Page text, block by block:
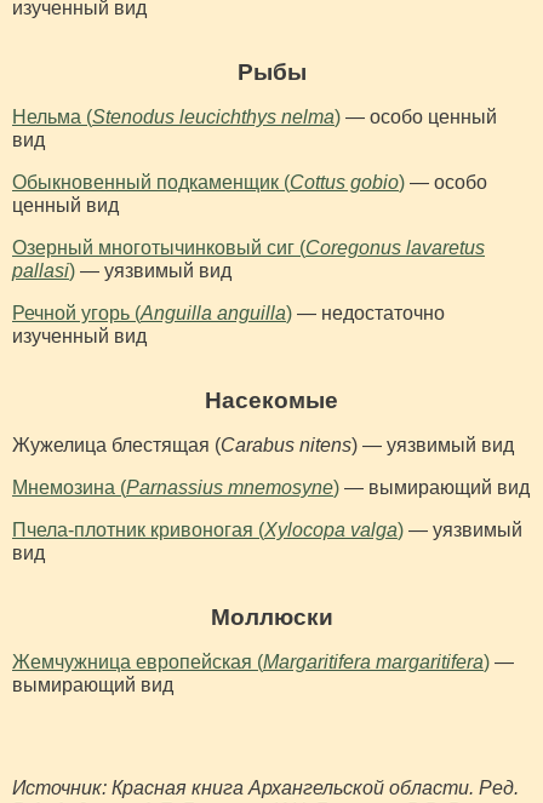
изученный вид
Рыбы
Нельма (Stenodus leucichthys nelma) — особо ценный
вид
Обыкновенный подкаменщик (Cottus gobio) — особо
ценный вид
Озерный многотычинковый сиг (Coregonus lavaretus
pallasi) — уязвимый вид
Речной угорь (Anguilla anguilla) — недостаточно
изученный вид
Насекомые
Жужелица блестящая (Carabus nitens) — уязвимый вид
Мнемозина (Parnassius mnemosyne) — вымирающий вид
Пчела-плотник кривоногая (Xylocopa valga) — уязвимый
вид
Моллюски
Жемчужница европейская (Margaritifera margaritifera) —
вымирающий вид
Источник: Красная книга Архангельской области. Ред.